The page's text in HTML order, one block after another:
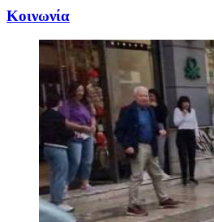
Κοινωνία